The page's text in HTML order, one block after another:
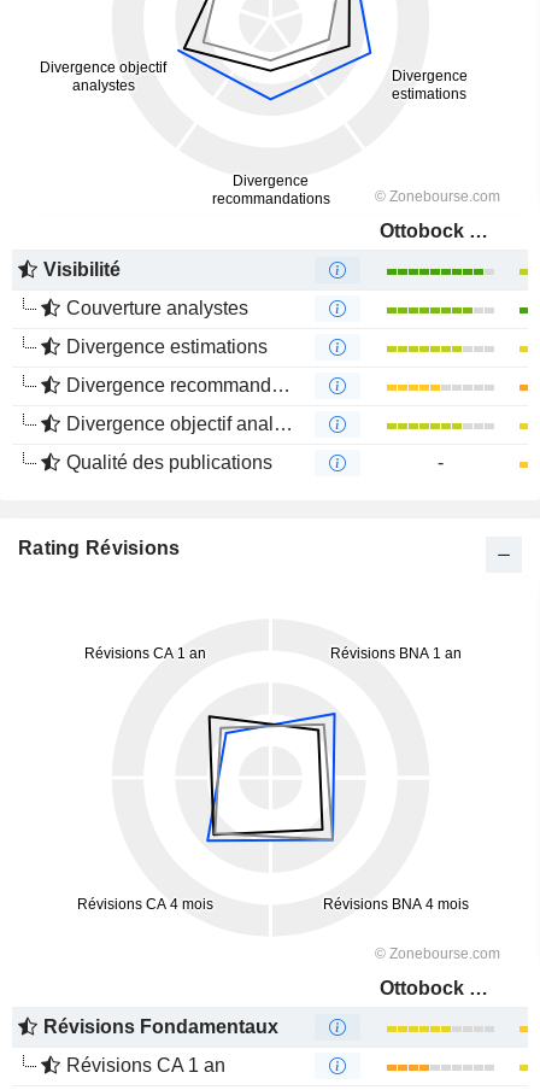
Ottobock SE & Co. KGaA
Visibilité
Couverture analystes
Divergence estimations
Divergence recommandations analystes
Divergence objectif analystes
Qualité des publications
-
Rating Révisions
Ottobock SE & Co. KGaA
Révisions Fondamentaux
Révisions CA 1 an